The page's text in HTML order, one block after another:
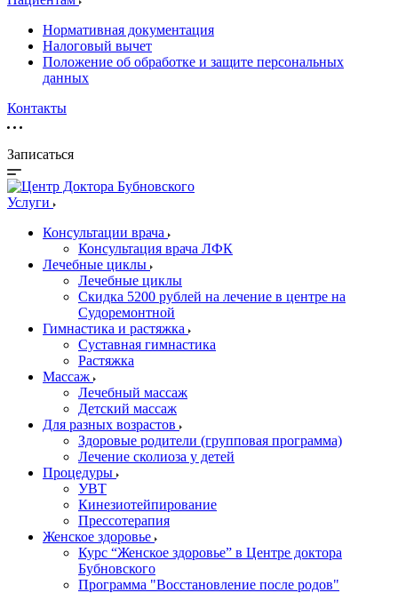
Нормативная документация
Налоговый вычет
Положение об обработке и защите персональных
данных
Контакты
Записаться
Услуги
Консультации врача
Консультация врача ЛФК
Лечебные циклы
Лечебные циклы
Скидка 5200 рублей на лечение в центре на
Судоремонтной
Гимнастика и растяжка
Суставная гимнастика
Растяжка
Массаж
Лечебный массаж
Детский массаж
Для разных возрастов
Здоровые родители (групповая программа)
Лечение сколиоза у детей
Процедуры
УВТ
Кинезиотейпирование
Прессотерапия
Женское здоровье
Курс “Женское здоровье” в Центре доктора
Бубновского
Программа "Восстановление после родов"